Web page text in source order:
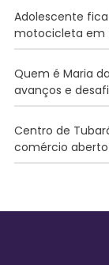
Adolescente
motocicleta em
Quem é Maria
avanços e
Centro de
comércio